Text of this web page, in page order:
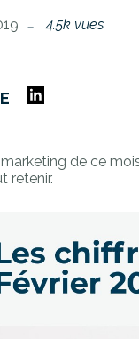
4.5k vues
de ce
retenir.